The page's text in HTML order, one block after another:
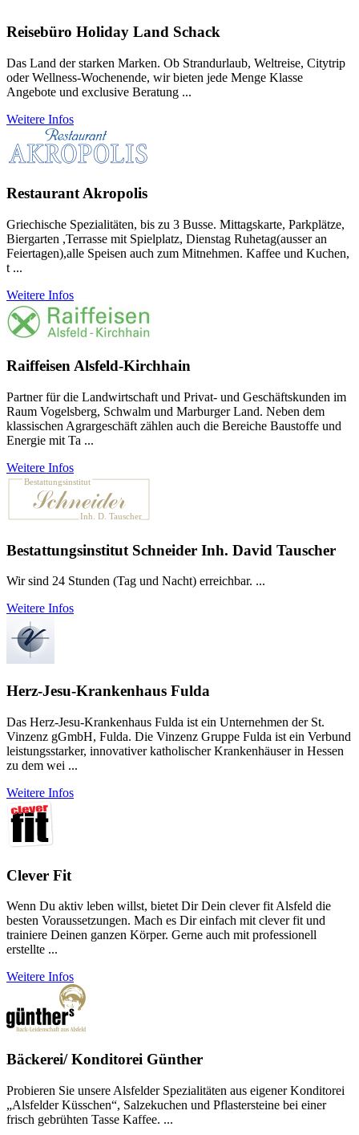
Reisebüro Holiday Land Schack
Das Land der starken Marken. Ob Strandurlaub, Weltreise, Citytrip
oder Wellness-Wochenende, wir bieten jede Menge Klasse
Angebote und exclusive Beratung ...
Weitere Infos
Restaurant Akropolis
Griechische Spezialitäten, bis zu 3 Busse. Mittagskarte, Parkplätze,
Biergarten ,Terrasse mit Spielplatz, Dienstag Ruhetag(ausser an
Feiertagen),alle Speisen auch zum Mitnehmen. Kaffee und Kuchen,
t ...
Weitere Infos
Raiffeisen Alsfeld-Kirchhain
Partner für die Landwirtschaft und Privat- und Geschäftskunden im
Raum Vogelsberg, Schwalm und Marburger Land. Neben dem
klassischen Agrargeschäft zählen auch die Bereiche Baustoffe und
Energie mit Ta ...
Weitere Infos
Bestattungsinstitut Schneider Inh. David Tauscher
Wir sind 24 Stunden (Tag und Nacht) erreichbar. ...
Weitere Infos
Herz-Jesu-Krankenhaus Fulda
Das Herz-Jesu-Krankenhaus Fulda ist ein Unternehmen der St.
Vinzenz gGmbH, Fulda. Die Vinzenz Gruppe Fulda ist ein Verbund
leistungsstarker, innovativer katholischer Krankenhäuser in Hessen
zu dem wei ...
Weitere Infos
Clever Fit
Wenn Du aktiv leben willst, bietet Dir Dein clever fit Alsfeld die
besten Voraussetzungen. Mach es Dir einfach mit clever fit und
trainiere Deinen ganzen Körper. Gerne auch mit professionell
erstellte ...
Weitere Infos
Bäckerei/ Konditorei Günther
Probieren Sie unsere Alsfelder Spezialitäten aus eigener Konditorei
„Alsfelder Küsschen“, Salzekuchen und Pflastersteine bei einer
frisch gebrühten Tasse Kaffee. ...